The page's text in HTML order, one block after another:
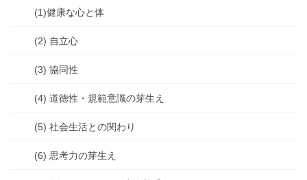
(1)健康な心と体
(2) 自立心
(3) 協同性
(4) 道徳性・規範意識の芽生え
(5) 社会生活との関わり
(6) 思考力の芽生え